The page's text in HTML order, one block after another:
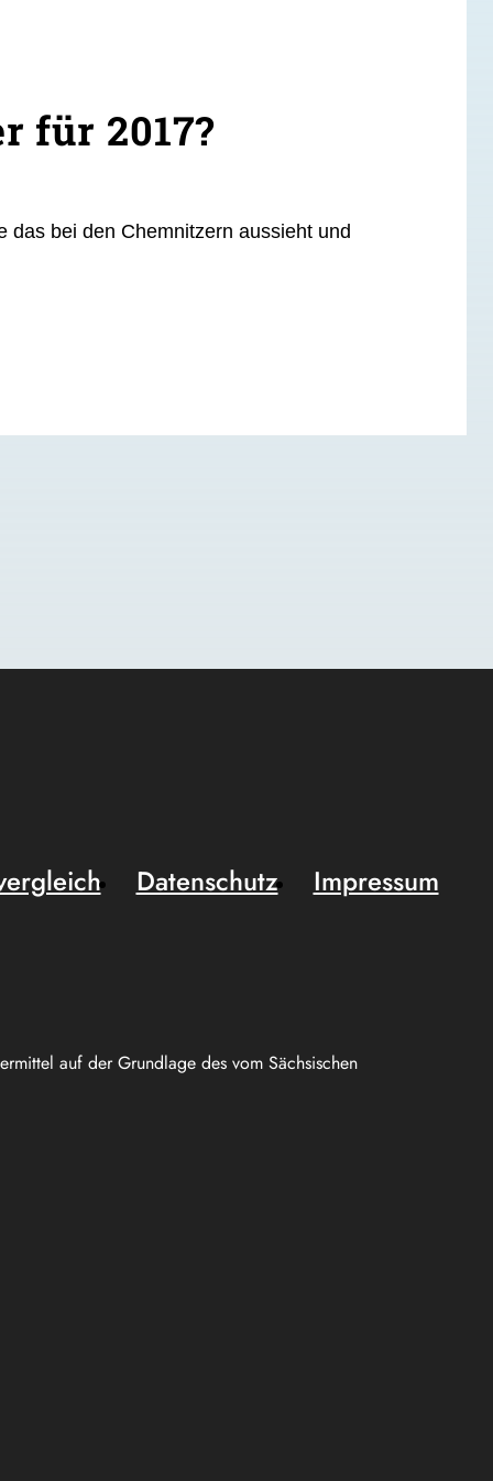
für 2017?
das bei den Chemnitzern aussieht und
auf der Grundlage des vom Sächsischen
Datenschutz
Impressum